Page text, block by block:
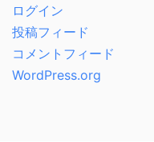
ログイン
投稿フィード
コメントフィード
WordPress.org